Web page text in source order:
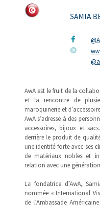
SAMIA
AwA est le fruit de la
et la rencontre de
maroquinerie et
AwA s’adresse à des
accessoires, bijoux et
derrière le produit de
une identité forte avec ses
de matériaux nobles et
relation avec une
La fondatrice d’AwA,
nommée « International
de l’Ambassade